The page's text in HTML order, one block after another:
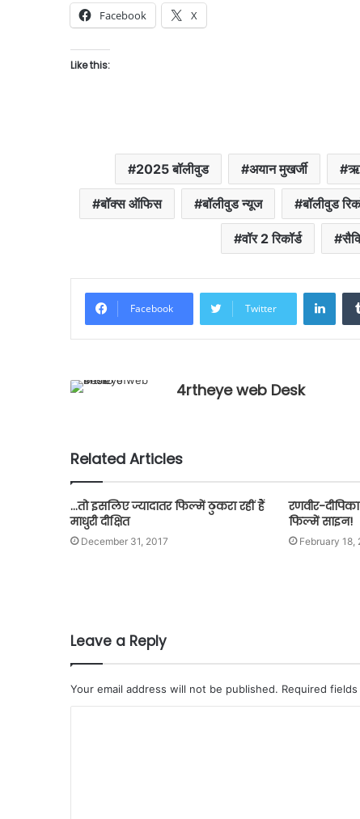
Facebook X
Like this:
2025 बॉलीवुड अयान मुखर्जी
बॉक्स ऑफिस बॉलीवुड न्यूज बॉलीवुड
वॉर 2 रिकॉर्ड
Facebook Twitter
4rtheye web Desk
Related Articles
…तो इसलिए ज्यादातर फिल्में ठुकरा रहीं हैं
माधुरी दीक्षित
December 31, 2017
रणवीर-
फिल्में साइन!
February 18,
Leave a Reply
Your email address will not be published. Required